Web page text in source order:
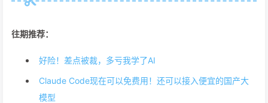
往期推荐：
好险！差点被裁，多亏我学了AI
Claude Code现在可以免费用！还可以接入便宜的国产大
模型